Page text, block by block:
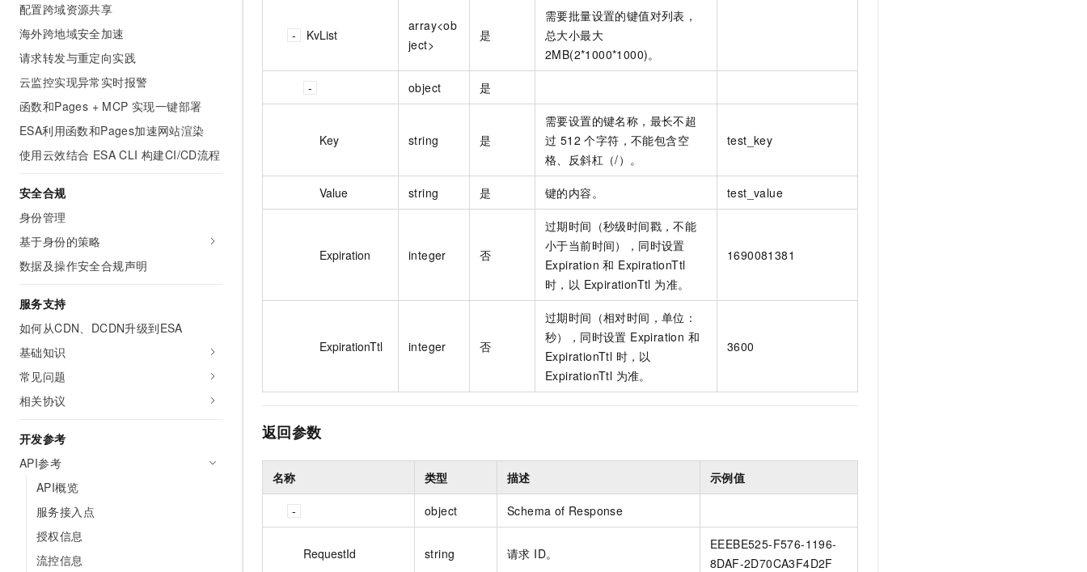
配置跨域资源共享
海外跨地域安全加速
请求转发与重定向实践
云监控实现异常实时报警
函数和Pages + MCP 实现一键部署
ESA利用函数和Pages加速网站渲染
使用云效结合 ESA CLI 构建CI/CD流程
安全合规
身份管理
基于身份的策略
数据及操作安全合规声明
服务支持
如何从CDN、DCDN升级到ESA
基础知识
常见问题
相关协议
开发参考
API参考
API概览
服务接入点
授权信息
流控信息
KvList
array<ob
ject>
是
需要批量设置的键值对列表，
总大小最大
2MB(2*1000*1000)。
object 是
Key string 是
需要设置的键名称，最长不超
过 512 个字符，不能包含空
格、反斜杠（/）。
test_key
Value string 是 键的内容。 test_value
Expiration integer 否
过期时间（秒级时间戳，不能
小于当前时间），同时设置
Expiration 和 ExpirationTtl
时，以 ExpirationTtl 为准。
1690081381
ExpirationTtl integer 否
过期时间（相对时间，单位：
秒），同时设置 Expiration 和
ExpirationTtl 时，以
ExpirationTtl 为准。
3600
返回参数
名称 类型 描述 示例值
object Schema of Response
RequestId string 请求 ID。
EEEBE525-F576-1196-
8DAF-2D70CA3F4D2F